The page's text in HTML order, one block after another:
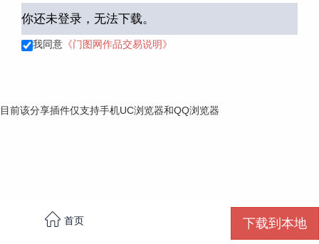
你还未登录，无法下载。
我同意 《门图网作品交易说明》
 首页 下载到本地
目前该分享插件仅支持手机UC浏览器和QQ浏览器